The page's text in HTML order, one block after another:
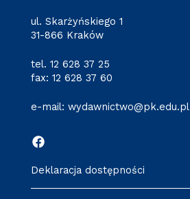
ul. Skarżyńskiego 1
31-866 Kraków
tel. 12 628 37 25
fax: 12 628 37 60
e-mail: wydawnictwo@pk.edu.pl
Deklaracja dostępności